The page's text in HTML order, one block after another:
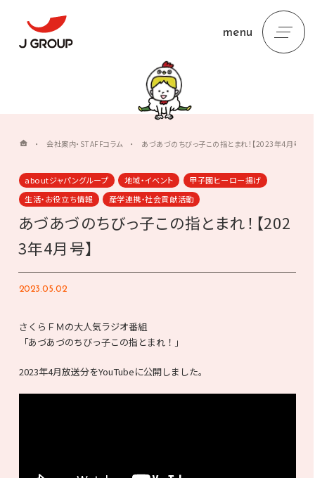
menu
・会社案内・STAFFコラム ・ あづあづのちびっ子この指とまれ！【2023年4月号】
aboutジャパングループ 地域・イベント
甲子園ヒーロー揚げ
生活・お役立ち情報
産学連携・社会貢献活動
あづあづのちびっ子この指とまれ！【202
3年4月号】
2023.05.02
さくらＦＭの大人気ラジオ番組
「あづあづのちびっ子この指とまれ！」
2023年4月放送分をYouTubeに公開しました。